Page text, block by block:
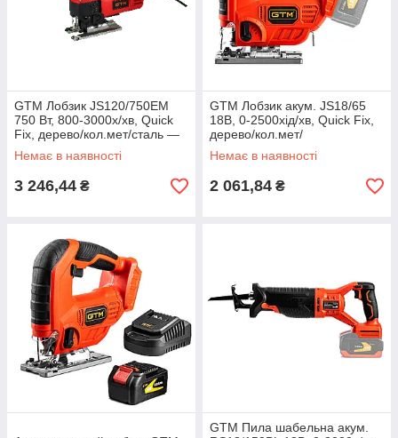
GTM Лобзик JS120/750EM
750 Вт, 800-3000х/хв, Quick
Fix, дерево/кол.мет/сталь —
120/24/10 мм
Немає в наявності
3 246,44 ₴
GTM Лобзик акум. JS18/65
18В, 0-2500хід/хв, Quick Fix,
дерево/кол.мет/
сталь-65/10/6мм, КАРКАС
(без АКБ и ЗП)
Немає в наявності
2 061,84 ₴
GTM Пила шабельна акум.